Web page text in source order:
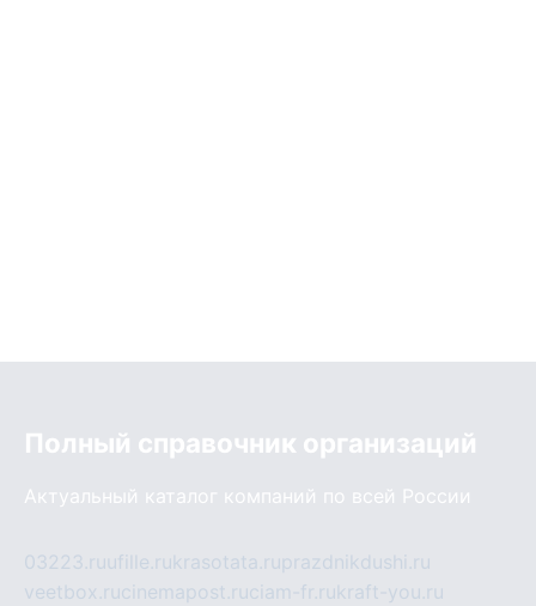
Полный справочник организаций
Актуальный каталог компаний по всей России
03223.ruufille.rukrasotata.ruprazdnikdushi.ru
veetbox.rucinemapost.ruciam-fr.rukraft-you.ru